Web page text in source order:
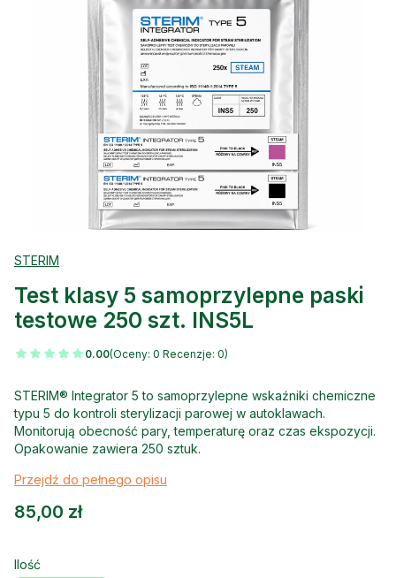
STERIM
Test klasy 5 samoprzylepne paski
testowe 250 szt. INS5L
0.00(Oceny: 0 Recenzje: 0)
STERIM® Integrator 5 to samoprzylepne wskaźniki chemiczne
typu 5 do kontroli sterylizacji parowej w autoklawach.
Monitorują obecność pary, temperaturę oraz czas ekspozycji.
Opakowanie zawiera 250 sztuk.
Przejdź do pełnego opisu
Cena
85,00 zł
Ilość